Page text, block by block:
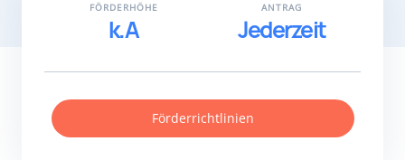
FÖRDERHÖHE
k.A
ANTRAG
Jederzeit
Förderrichtlinien